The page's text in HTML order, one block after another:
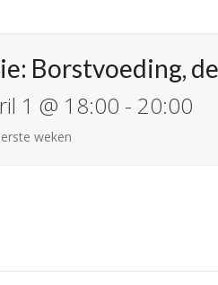
Borstvoeding,
1 @ 18:00 - 20:00
weken